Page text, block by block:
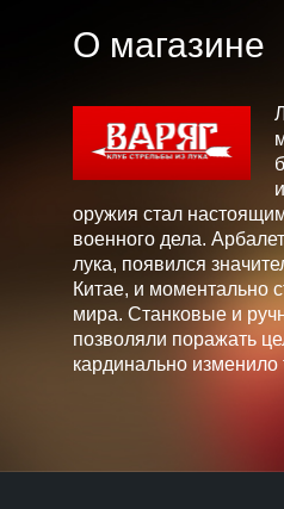
О магазине
оружия стал
военного дела.
лука, появился
Китае, и моментально
мира. Станковые и
позволяли поражать
кардинально изменило